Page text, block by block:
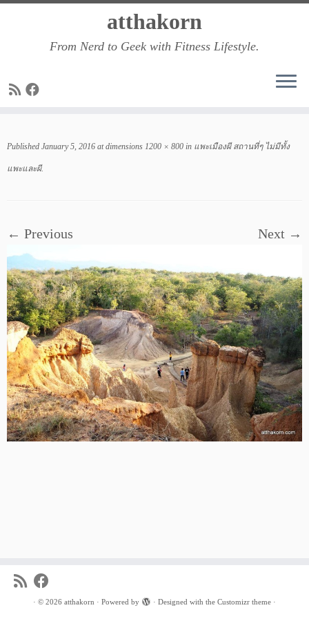
atthakorn
From Nerd to Geek with Fitness Lifestyle.
Published January 5, 2016 at dimensions 1200 × 800 in แพะเมืองผี สถานที่ๆ ไม่มีทั้ง
แพะและผี.
← Previous Next →
· © 2026 atthakorn · Powered by · Designed with the Customizr theme ·